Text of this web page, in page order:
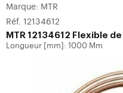
Marque: MTR
Réf. 12134612
MTR 12134612 Flexible
Longueur [mm]: 1000 Mm